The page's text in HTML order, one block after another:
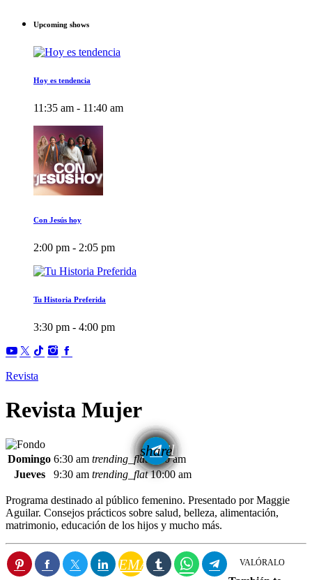
Upcoming shows
Hoy es tendencia
11:35 am - 11:40 am
Con Jesús hoy
2:00 pm - 2:05 pm
Tu Historia Preferida
3:30 pm - 4:00 pm
Revista
Revista Mujer
share
email
Domingo 6:30 am trending_flat 7:00 am
Jueves
9:30 am trending_flat 10:00 am
Programa destinado al público femenino. Presentado por Maggie
Aguilar. Consejos prácticos sobre salud, belleza, alimentación,
matrimonio, educación de los hijos y mucho más.
EMAIL VALÓRALO